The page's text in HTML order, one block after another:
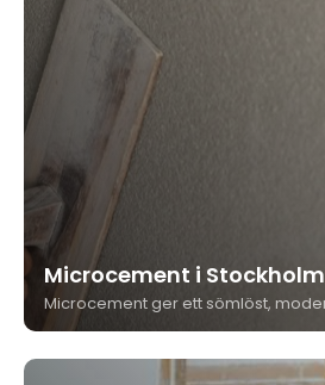
Microcement i Stockholm